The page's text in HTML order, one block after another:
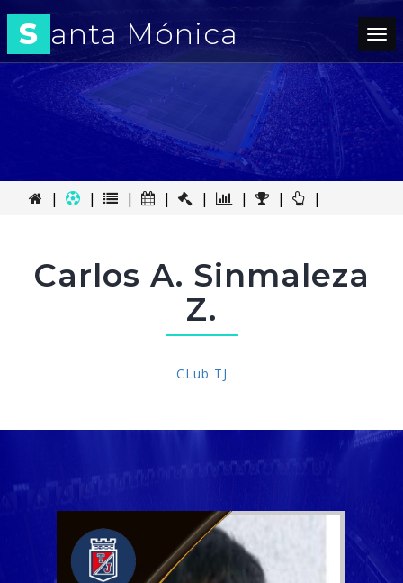
S anta Mónica
| | | | | | | |
Carlos A. Sinmaleza
Z.
CLub TJ